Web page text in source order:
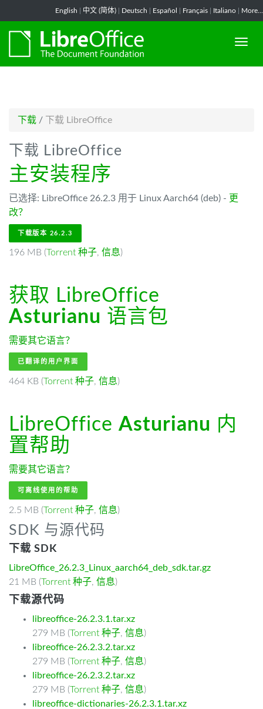
English 中文 (简体) Deutsch Español Français Italiano More...
下载 / 下载 LibreOffice
下载 LibreOffice
主安装程序
已选择: LibreOffice 26.2.3 用于 Linux Aarch64 (deb) - 更
改？
下载版本 26.2.3
196 MB (Torrent 种子, 信息)
获取 LibreOffice
Asturianu 语言包
需要其它语言？
已翻译的用户界面
464 KB (Torrent 种子, 信息)
LibreOffice Asturianu 内
置帮助
需要其它语言？
可离线使用的帮助
2.5 MB (Torrent 种子, 信息)
SDK 与源代码
下载 SDK
LibreOffice_26.2.3_Linux_aarch64_deb_sdk.tar.gz
21 MB (Torrent 种子, 信息)
下载源代码
libreoffice-26.2.3.1.tar.xz
279 MB (Torrent 种子, 信息)
libreoffice-26.2.3.2.tar.xz
279 MB (Torrent 种子, 信息)
libreoffice-26.2.3.2.tar.xz
279 MB (Torrent 种子, 信息)
libreoffice-dictionaries-26.2.3.1.tar.xz